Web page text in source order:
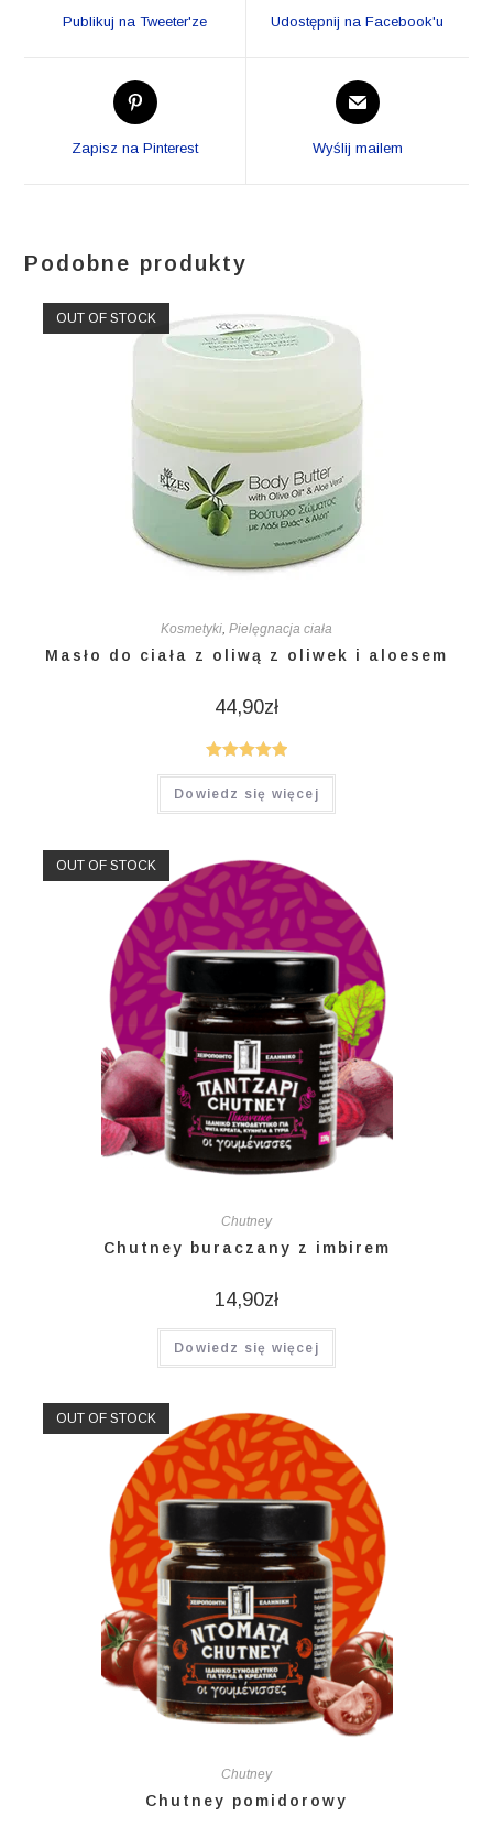
new
Publikuj na Tweeter'ze
new
Udostępnij na Facebook'u
Opens
in
Zapisz na Pinterest
Opens
in
new
Wyślij mailem
Podobne produkty
OUT OF STOCK
Kosmetyki, Pielęgnacja ciała
Masło do ciała z oliwą z oliwek i aloesem
44,90zł
Oceniono
5.00 na 5
Dowiedz się więcej
OUT OF STOCK
Chutney
Chutney buraczany z imbirem
14,90zł
Dowiedz się więcej
OUT OF STOCK
Chutney
Chutney pomidorowy